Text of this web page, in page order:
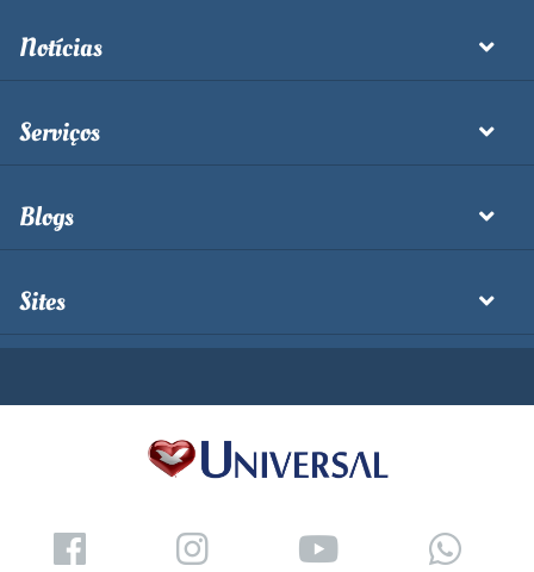
Notícias
Serviços
Blogs
Sites